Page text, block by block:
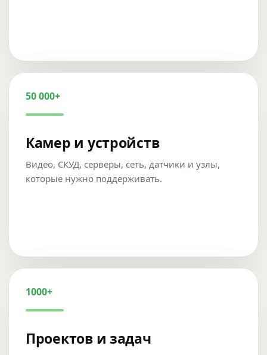
50 000+
Камер и устройств
Видео, СКУД, серверы, сеть, датчики и узлы,
которые нужно поддерживать.
1000+
Проектов и задач